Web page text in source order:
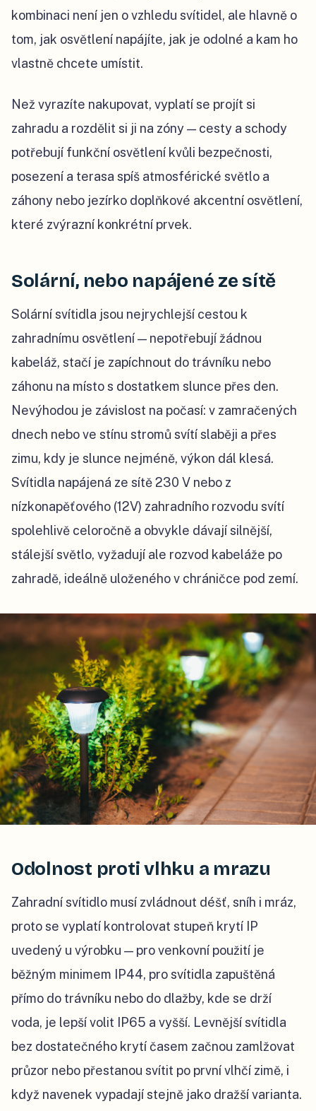
kombinaci není jen o vzhledu svítidel, ale hlavně o
tom, jak osvětlení napájíte, jak je odolné a kam ho
vlastně chcete umístit.
Než vyrazíte nakupovat, vyplatí se projít si
zahradu a rozdělit si ji na zóny — cesty a schody
potřebují funkční osvětlení kvůli bezpečnosti,
posezení a terasa spíš atmosférické světlo a
záhony nebo jezírko doplňkové akcentní osvětlení,
které zvýrazní konkrétní prvek.
Solární, nebo napájené ze sítě
Solární svítidla jsou nejrychlejší cestou k
zahradnímu osvětlení — nepotřebují žádnou
kabeláž, stačí je zapíchnout do trávníku nebo
záhonu na místo s dostatkem slunce přes den.
Nevýhodou je závislost na počasí: v zamračených
dnech nebo ve stínu stromů svítí slaběji a přes
zimu, kdy je slunce nejméně, výkon dál klesá.
Svítidla napájená ze sítě 230 V nebo z
nízkonapěťového (12V) zahradního rozvodu svítí
spolehlivě celoročně a obvykle dávají silnější,
stálejší světlo, vyžadují ale rozvod kabeláže po
zahradě, ideálně uloženého v chráničce pod zemí.
Odolnost proti vlhku a mrazu
Zahradní svítidlo musí zvládnout déšť, sníh i mráz,
proto se vyplatí kontrolovat stupeň krytí IP
uvedený u výrobku — pro venkovní použití je
běžným minimem IP44, pro svítidla zapuštěná
přímo do trávníku nebo do dlažby, kde se drží
voda, je lepší volit IP65 a vyšší. Levnější svítidla
bez dostatečného krytí časem začnou zamlžovat
průzor nebo přestanou svítit po první vlhčí zimě, i
když navenek vypadají stejně jako dražší varianta.